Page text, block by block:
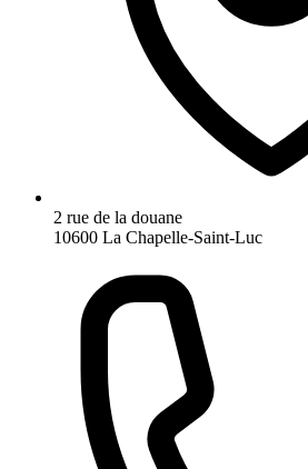
2 rue de la douane
10600 La Chapelle-Saint-Luc